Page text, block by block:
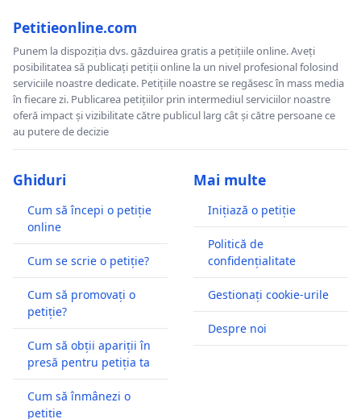
Petitieonline.com
Punem la dispoziția dvs. găzduirea gratis a petițiile online. Aveți
posibilitatea să publicați petiții online la un nivel profesional folosind
serviciile noastre dedicate. Petițiile noastre se regăsesc în mass media
în fiecare zi. Publicarea petițiilor prin intermediul serviciilor noastre
oferă impact și vizibilitate către publicul larg cât și către persoane ce
au putere de decizie
Ghiduri
Cum să începi o petiție
online
Cum se scrie o petiție?
Cum să promovați o
petiție?
Cum să obții apariții în
presă pentru petiția ta
Cum să înmânezi o
petiție
Mai multe
Inițiază o petiție
Politică de
confidențialitate
Gestionați cookie-urile
Despre noi